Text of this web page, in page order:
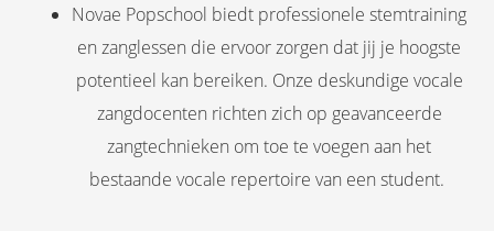
Novae Popschool biedt professionele stemtraining
en zanglessen die ervoor zorgen dat jij je hoogste
potentieel kan bereiken. Onze deskundige vocale
zangdocenten richten zich op geavanceerde
zangtechnieken om toe te voegen aan het
bestaande vocale repertoire van een student.